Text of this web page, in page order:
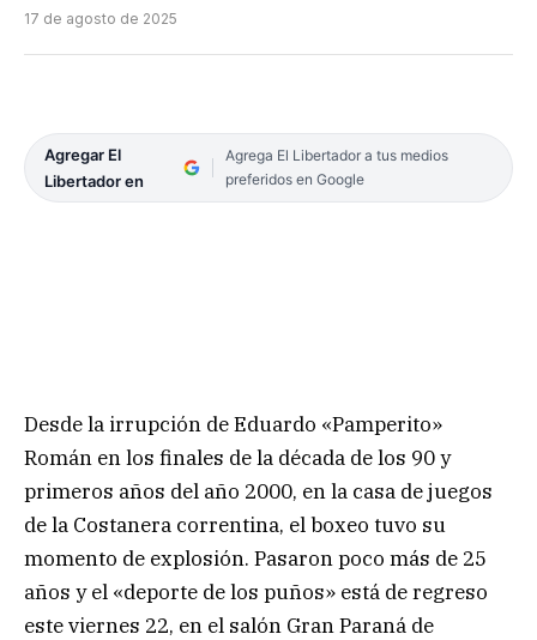
17 de agosto de 2025
Agregar El
Libertador en
Agrega El Libertador a tus medios
preferidos en Google
Desde la irrupción de Eduardo «Pamperito»
Román en los finales de la década de los 90 y
primeros años del año 2000, en la casa de juegos
de la Costanera correntina, el boxeo tuvo su
momento de explosión. Pasaron poco más de 25
años y el «deporte de los puños» está de regreso
este viernes 22, en el salón Gran Paraná de